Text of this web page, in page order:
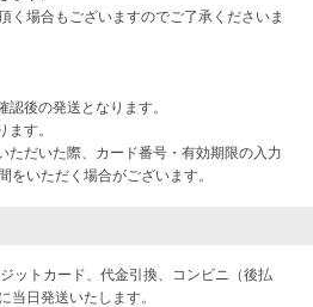
く場合もございますのでご了承くださいま
後の発送となります。
す。
だいた際、カード番号・有効期限の入力
をいただく場合がございます。
ットカード、代金引換、コンビニ（後払
当日発送いたします。